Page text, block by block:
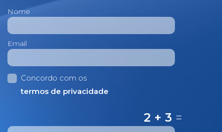
Nome
Email
Concordo com os
termos de privacidade
2 + 3 =